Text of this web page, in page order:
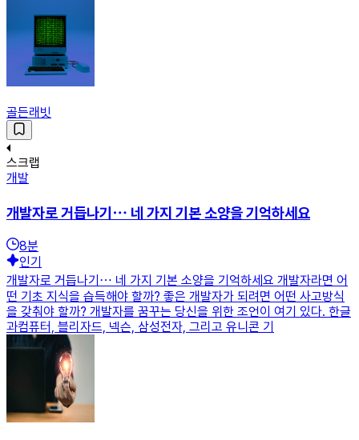
골든래빗
스크랩
개발
개발자로 거듭나기⋯ 네 가지 기본 소양을 기억하세요
8분
인기
개발자로 거듭나기⋯ 네 가지 기본 소양을 기억하세요 개발자라면 어
떤 기초 지식을 습득해야 할까? 좋은 개발자가 되려면 어떤 사고방식
을 갖춰야 할까? 개발자를 꿈꾸는 당신을 위한 조언이 여기 있다. 한글
과컴퓨터, 블리자드, 넥슨, 삼성전자, 그리고 유니콘 기